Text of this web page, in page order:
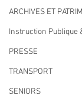
ARCHIVES ET
Instruction Publique
PRESSE
TRANSPORT
SENIORS